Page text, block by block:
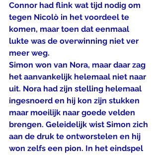
Connor had flink wat tijd nodig om
tegen Nicolò in het voordeel te
komen, maar toen dat eenmaal
lukte was de overwinning niet ver
meer weg.
Simon won van Nora, maar daar zag
het aanvankelijk helemaal niet naar
uit. Nora had zijn stelling helemaal
ingesnoerd en hij kon zijn stukken
maar moeilijk naar goede velden
brengen. Geleidelijk wist Simon zich
aan de druk te ontworstelen en hij
won zelfs een pion. In het eindspel